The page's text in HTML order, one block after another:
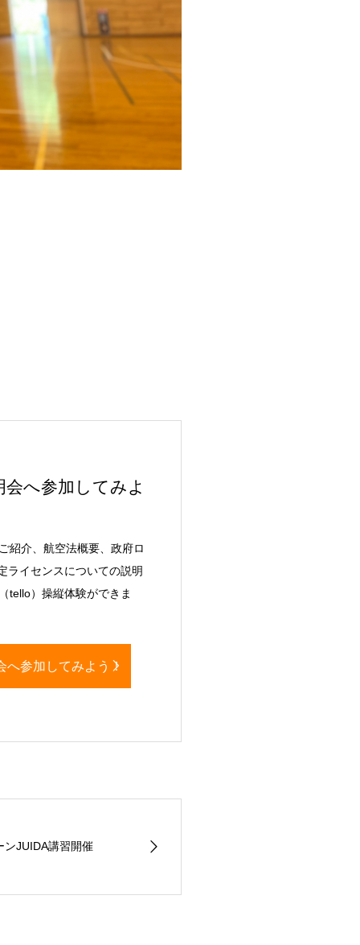
へ参加してみよ
紹介、航空法概要、政府ロ
ライセンスについての説明
tello）操縦体験ができま
へ参加してみよう！
JUIDA講習開催